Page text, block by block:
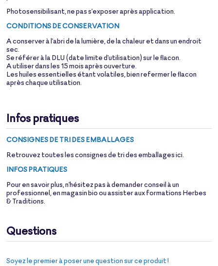
Photosensibilisant, ne pas s'exposer après application.
CONDITIONS DE CONSERVATION
A conserver à l'abri de la lumière, de la chaleur et dans un endroit
sec.
Se référer à la DLU (date limite d'utilisation) sur le flacon.
A utiliser dans les 15 mois après ouverture.
Les huiles essentielles étant volatiles, bien refermer le flacon
après chaque utilisation.
Infos pratiques
CONSIGNES DE TRI DES EMBALLAGES
Retrouvez toutes les consignes de tri des emballagesici
INFOS PRATIQUES
Pour en savoir plus, n'hésitez pas à demander conseil à un
professionnel, en magasin bio ou assister aux formations Herbes
& Traditions.
Questions
Soyez le premier à poser une question sur ce produit !